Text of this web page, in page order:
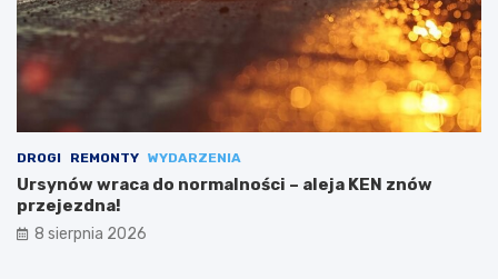
DROGI REMONTY WYDARZENIA
Ursynów wraca do normalności – aleja KEN znów
przejezdna!
8 sierpnia 2026